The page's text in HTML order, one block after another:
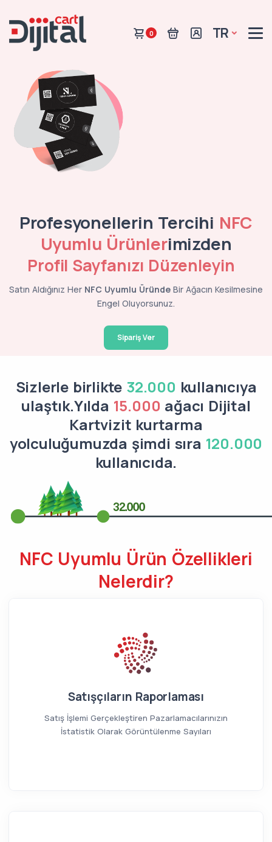
0 TR
Profesyonellerin Tercihi NFC
Uyumlu Ürünlerimizden
Profil Sayfanızı Düzenleyin
Satın Aldığınız Her NFC Uyumlu Üründe Bir Ağacın Kesilmesine
Engel Oluyorsunuz.
Sipariş Ver
Sizlerle birlikte 32.000 kullanıcıya
ulaştık.Yılda 15.000 ağacı Dijital
Kartvizit kurtarma
yolculuğumuzda şimdi sıra 120.000
kullanıcıda.
NFC Uyumlu Ürün Özellikleri
Nelerdir?
Satışçıların Raporlaması
Satış İşlemi Gerçekleştiren Pazarlamacılarınızın
İstatistik Olarak Görüntülenme Sayıları